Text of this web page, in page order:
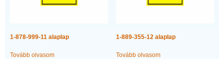
1-878-999-11 alaplap
Tovább olvasom
1-889-355-12 alaplap
Tovább olvasom